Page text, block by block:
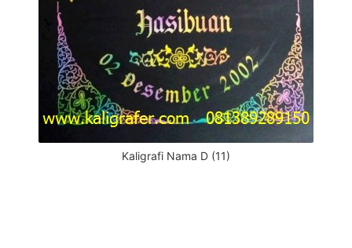
Kaligrafi Nama D (11)